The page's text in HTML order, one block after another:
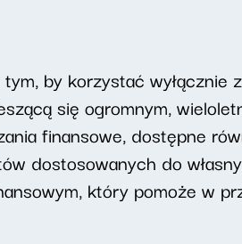
by korzystać wyłącznie
się ogromnym,
finansowe, dostępne
dostosowanych do
który pomoże w